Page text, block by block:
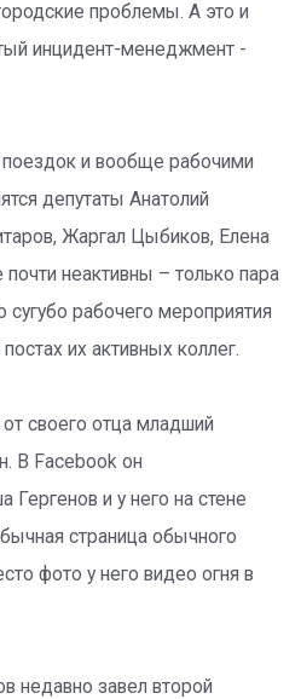
проблемы. А это и
инцидент-менеджмент -
и вообще рабочими
депутаты Анатолий
Жаргал Цыбиков, Елена
неактивны – только пара
сугубо рабочего мероприятия
их активных коллег.
от своего отца младший
В Facebook он
Гергенов и у него на стене
страница обычного
фото у него видео огня в
недавно завел второй